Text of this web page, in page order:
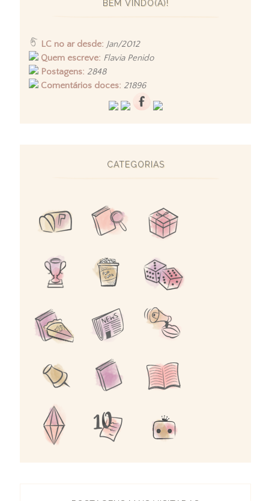
BEM VINDO(A)!
LC no ar desde: Jan/2012
Quem escreve: Flavia Penido
Postagens: 2848
Comentários doces: 21896
CATEGORIAS